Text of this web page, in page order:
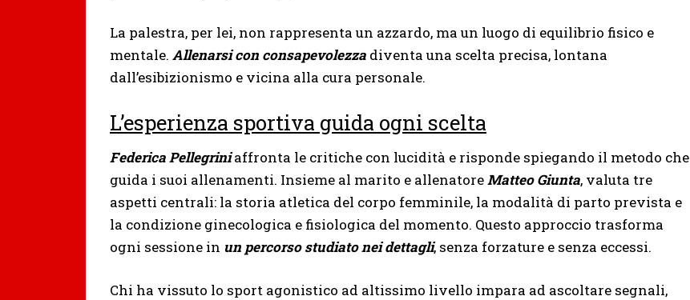
La palestra, per lei, non rappresenta un azzardo, ma un luogo di equilibrio fisico e
mentale. Allenarsi con consapevolezza diventa una scelta precisa, lontana
dall’esibizionismo e vicina alla cura personale.
L’esperienza sportiva guida ogni scelta
Federica Pellegriniaffronta le critiche con lucidità e risponde spiegando il metodo che
guida i suoi allenamenti. Insieme al marito e allenatoreMatteo Giunta, valuta tre
aspetti centrali: la storia atletica del corpo femminile, la modalità di parto prevista e
la condizione ginecologica e fisiologica del momento. Questo approccio trasforma
ogni sessione in un percorso studiato nei dettagli, senza forzature e senza eccessi.
Chi ha vissuto lo sport agonistico ad altissimo livello impara ad ascoltare segnali,